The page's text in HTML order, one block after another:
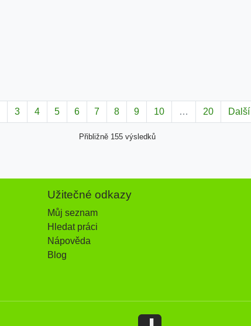
3 4 5 6 7 8 9 10 … 20
Přibližně 155 výsledků
Užitečné odkazy
Můj seznam
Hledat práci
Nápověda
Blog